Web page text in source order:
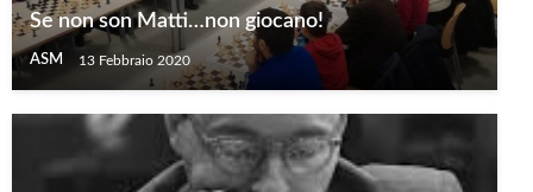
Se non son Matti…non giocano!
ASM 13 Febbraio 2020